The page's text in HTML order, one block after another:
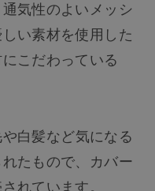
気性のよいメッシ
い素材を使用した
こだわっている
白髪など気になる
たもので、カバー
れています。